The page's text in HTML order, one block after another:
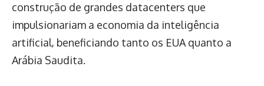
construção de grandes datacenters que
impulsionariam a economia da inteligência
artificial, beneficiando tanto os EUA quanto a
Arábia Saudita.